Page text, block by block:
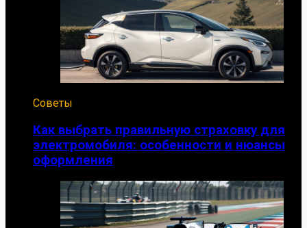
Советы
Как выбрать правильную страховку для
электромобиля: особенности и нюансы
оформления